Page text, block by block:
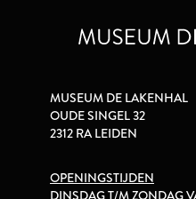
MUSEUM DE LAKENHAL
OUDE SINGEL 32
2312 RA LEIDEN
OPENINGSTIJDEN
DINSDAG T/M ZONDAG